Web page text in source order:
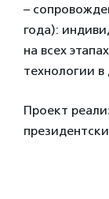
–
года):
на всех
технологии в
Проект